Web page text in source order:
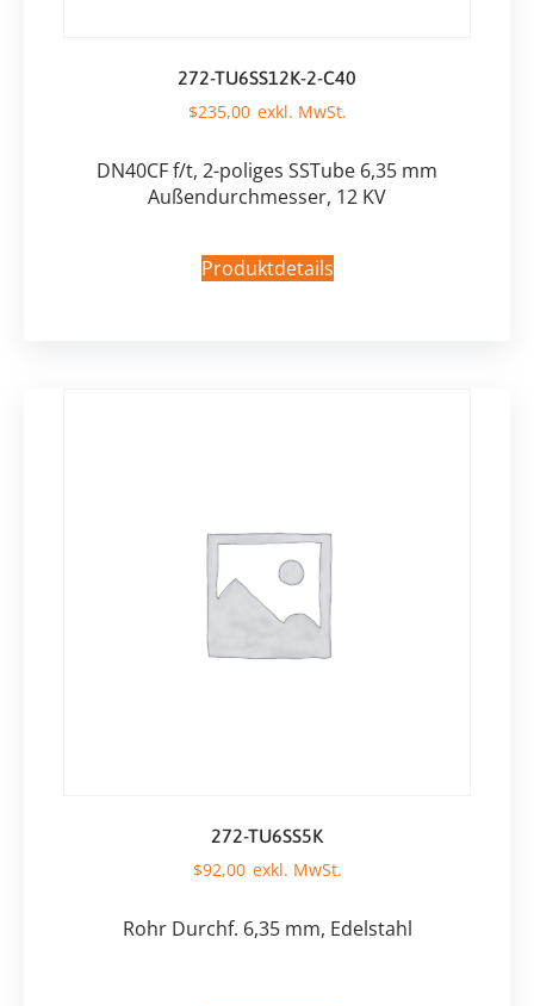
272-TU6SS12K-2-C40
$235,00
DN40CF f/t, 2-poliges SSTube 6,35 mm
Außendurchmesser, 12 KV
Produktdetails
272-TU6SS5K
$92,00
Rohr Durchf. 6,35 mm, Edelstahl